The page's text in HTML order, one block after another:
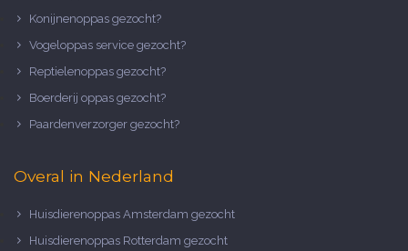
Konijnenoppas gezocht?
Vogeloppas service gezocht?
Reptielenoppas gezocht?
Boerderij oppas gezocht?
Paardenverzorger gezocht?
Overal in Nederland
Huisdierenoppas Amsterdam gezocht
Huisdierenoppas Rotterdam gezocht